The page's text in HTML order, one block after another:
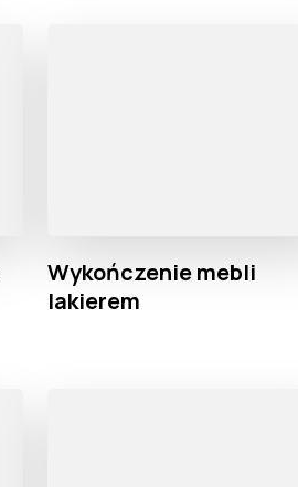
Wykończenie mebli
lakierem